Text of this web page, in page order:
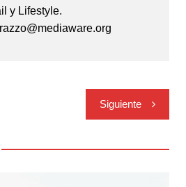
y Lifestyle.
Siguiente